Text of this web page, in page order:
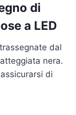
di
a LED
dal
nera.
di